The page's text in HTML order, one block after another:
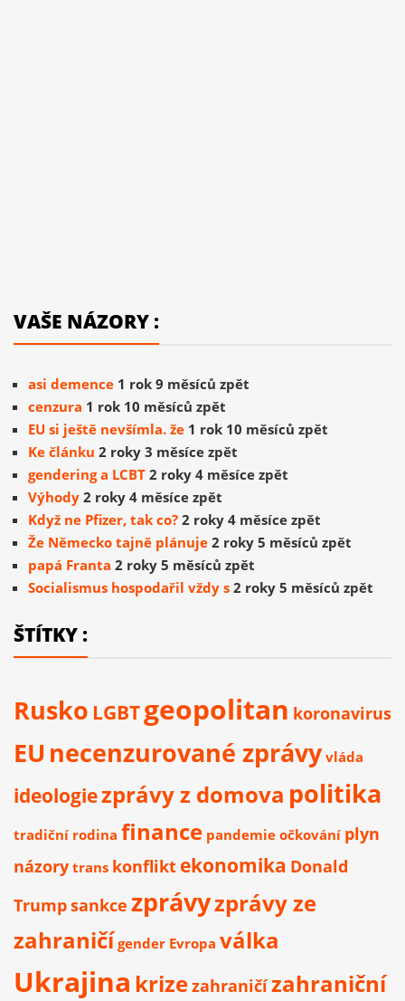
VAŠE NÁZORY :
asi demence 1 rok 9 měsíců zpět
cenzura 1 rok 10 měsíců zpět
EU si ještě nevšímla. že 1 rok 10 měsíců zpět
Ke článku 2 roky 3 měsíce zpět
gendering a LCBT 2 roky 4 měsíce zpět
Výhody 2 roky 4 měsíce zpět
Když ne Pfizer, tak co? 2 roky 4 měsíce zpět
Že Německo tajně plánuje 2 roky 5 měsíců zpět
papá Franta 2 roky 5 měsíců zpět
Socialismus hospodařil vždy s 2 roky 5 měsíců zpět
ŠTÍTKY :
Rusko LGBTgeopolitan koronavirus
EUnecenzurované zprávy vláda
ideologiezprávy z domova politika
tradiční rodina finance pandemie očkování plyn
názory trans konflikt ekonomika Donald
Trumpsankce zprávyzprávy ze
zahraničí gender Evropa válka
Ukrajina krizezahraničízahraniční